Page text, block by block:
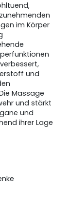
im Körper
und
Massage
und stärkt
und
ihrer Lage